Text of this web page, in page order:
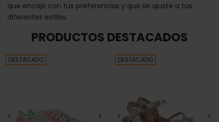
que encaje con tus preferencias y que se ajuste a tus
diferentes estilos.
PRODUCTOS DESTACADOS
< >
DESTACADO
< >
DESTACADO